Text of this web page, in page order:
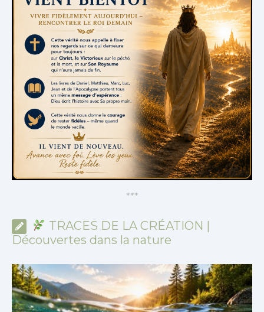
***
TRACES DE LA CRÉATION |
Découvertes dans la nature